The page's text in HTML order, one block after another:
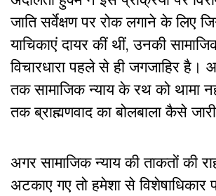
जाति सर्वेक्षण पर रोक लगाने के लिए
याचिकाएं दायर कीं थीं, उनकी
विचारधारा पहले से ही जगजाहिर
तक सामाजिक न्याय के रथ को थामा
तक ब्राह्मणवाद का बोलबाला कैसे
अगर सामाजिक न्याय की ताकतों की
अटकाए गए तो हमेशा से विशेषाधिकार